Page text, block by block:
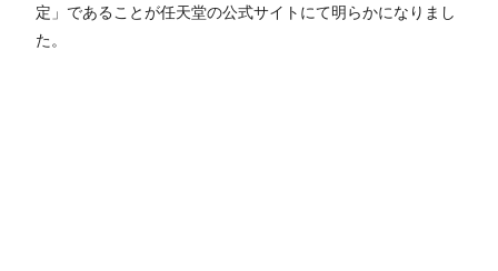
定」であることが任天堂の公式サイトにて明らかになりまし
た。